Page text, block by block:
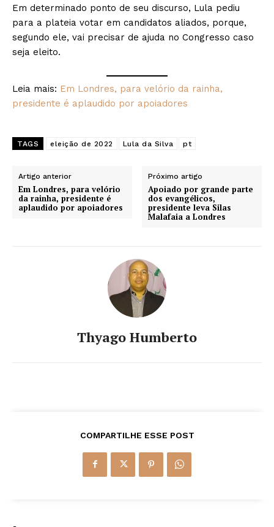
Em determinado ponto de seu discurso, Lula pediu
para a plateia votar em candidatos aliados, porque,
segundo ele, vai precisar de ajuda no Congresso caso
seja eleito.
Leia mais: Em Londres, para velório da rainha,
presidente é aplaudido por apoiadores
TAGS eleição de 2022 Lula da Silva pt
Artigo anterior
Em Londres, para velório
da rainha, presidente é
aplaudido por apoiadores
Próximo artigo
Apoiado por grande parte
dos evangélicos,
presidente leva Silas
Malafaia a Londres
Thyago Humberto
COMPARTILHE ESSE POST